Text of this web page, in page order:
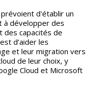
d'établir un
à développer des
des capacités de
d’aider les
et leur migration vers
de leur choix, y
Cloud et Microsoft